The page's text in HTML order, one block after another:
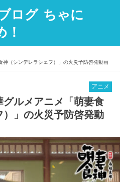
ログ ちゃに
！
（シンデレラシェフ）」の火災予防啓発動画
アニメ
ルメアニメ「萌妻食
」の火災予防啓発動